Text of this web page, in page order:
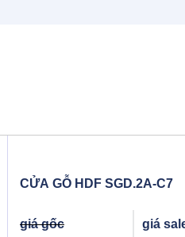
Current
CỬA GỖ HDF SGD.2A-C7
price